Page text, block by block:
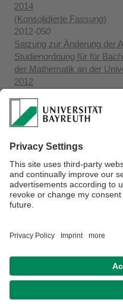
2014
(Konsolidierte Fassung)
2012-050
Satzung zur Änderung der
Studienordnung für für
der Mathematik an der
2012
2011-018
Allgemeine Prüfungs- und
2007-154
Masterstudiengänge in der
Bayreuth vom 5. Oktober
Impressum
Hausordnung